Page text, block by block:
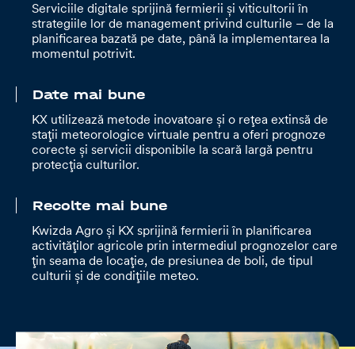
Serviciile digitale sprijină fermierii și viticultorii în
strategiile lor de management privind culturile – de la
planificarea bazată pe date, până la implementarea la
momentul potrivit.
Date mai bune
KX utilizează metode inovatoare și o rețea extinsă de
stații meteorologice virtuale pentru a oferi prognoze
corecte și servicii disponibile la scară largă pentru
protecția culturilor.
Recolte mai bune
Kwizda Agro și KX sprijină fermierii în planificarea
activităților agricole prin intermediul prognozelor care
țin seama de locație, de presiunea de boli, de tipul
culturii și de condițiile meteo.